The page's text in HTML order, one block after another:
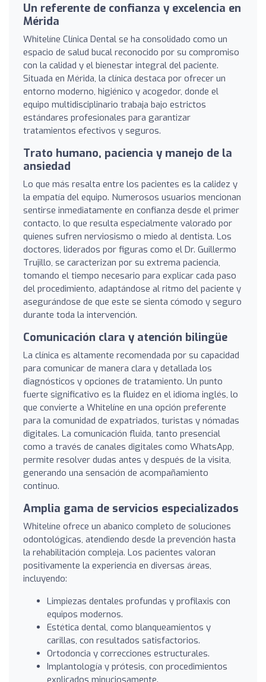
Un referente de confianza y excelencia en
Mérida
Whitelíne Clínica Dental se ha consolidado como un
espacio de salud bucal reconocido por su compromiso
con la calidad y el bienestar integral del paciente.
Situada en Mérida, la clínica destaca por ofrecer un
entorno moderno, higiénico y acogedor, donde el
equipo multidisciplinario trabaja bajo estrictos
estándares profesionales para garantizar
tratamientos efectivos y seguros.
Trato humano, paciencia y manejo de la
ansiedad
Lo que más resalta entre los pacientes es la calidez y
la empatía del equipo. Numerosos usuarios mencionan
sentirse inmediatamente en confianza desde el primer
contacto, lo que resulta especialmente valorado por
quienes sufren nerviosismo o miedo al dentista. Los
doctores, liderados por figuras como el Dr. Guillermo
Trujillo, se caracterizan por su extrema paciencia,
tomando el tiempo necesario para explicar cada paso
del procedimiento, adaptándose al ritmo del paciente y
asegurándose de que este se sienta cómodo y seguro
durante toda la intervención.
Comunicación clara y atención bilingüe
La clínica es altamente recomendada por su capacidad
para comunicar de manera clara y detallada los
diagnósticos y opciones de tratamiento. Un punto
fuerte significativo es la fluidez en el idioma inglés, lo
que convierte a Whitelíne en una opción preferente
para la comunidad de expatriados, turistas y nómadas
digitales. La comunicación fluida, tanto presencial
como a través de canales digitales como WhatsApp,
permite resolver dudas antes y después de la visita,
generando una sensación de acompañamiento
continuo.
Amplia gama de servicios especializados
Whitelíne ofrece un abanico completo de soluciones
odontológicas, atendiendo desde la prevención hasta
la rehabilitación compleja. Los pacientes valoran
positivamente la experiencia en diversas áreas,
incluyendo:
Limpiezas dentales profundas y profilaxis con
equipos modernos.
Estética dental, como blanqueamientos y
carillas, con resultados satisfactorios.
Ortodoncia y correcciones estructurales.
Implantología y prótesis, con procedimientos
explicados minuciosamente.